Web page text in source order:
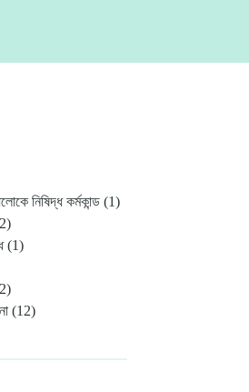
নিষিদ্ধ কর্মকান্ড (1)
(1)
(12)